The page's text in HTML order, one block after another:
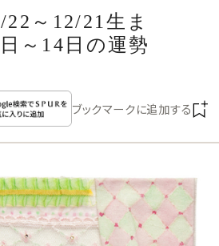
22～12/21生ま
～14日の運勢
ブックマークに追加する